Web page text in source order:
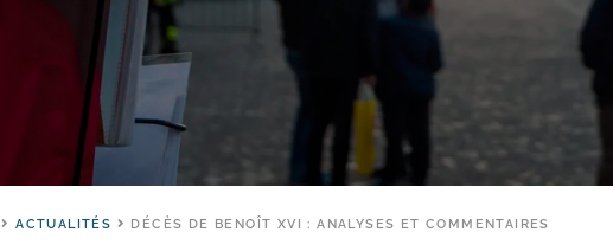
ACTUALITÉS DÉCÈS DE BENOÎT XVI : ANALYSES ET COMMENTAIRES